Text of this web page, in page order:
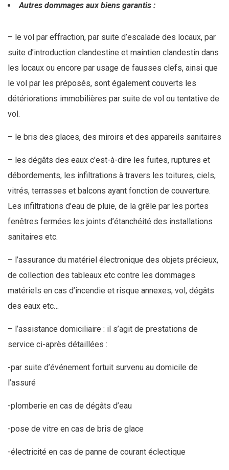
Autres dommages aux biens garantis :
– le vol par effraction, par suite d’escalade des locaux, par
suite d’introduction clandestine et maintien clandestin dans
les locaux ou encore par usage de fausses clefs, ainsi que
le vol par les préposés, sont également couverts les
détériorations immobilières par suite de vol ou tentative de
vol.
– le bris des glaces, des miroirs et des appareils sanitaires
– les dégâts des eaux c’est-à-dire les fuites, ruptures et
débordements, les infiltrations à travers les toitures, ciels,
vitrés, terrasses et balcons ayant fonction de couverture.
Les infiltrations d’eau de pluie, de la grêle par les portes
fenêtres fermées les joints d’étanchéité des installations
sanitaires etc.
– l’assurance du matériel électronique des objets précieux,
de collection des tableaux etc contre les dommages
matériels en cas d’incendie et risque annexes, vol, dégâts
des eaux etc…
– l’assistance domiciliaire : il s’agit de prestations de
service ci-après détaillées :
-par suite d’événement fortuit survenu au domicile de
l’assuré
-plomberie en cas de dégâts d’eau
-pose de vitre en cas de bris de glace
-électricité en cas de panne de courant éclectique